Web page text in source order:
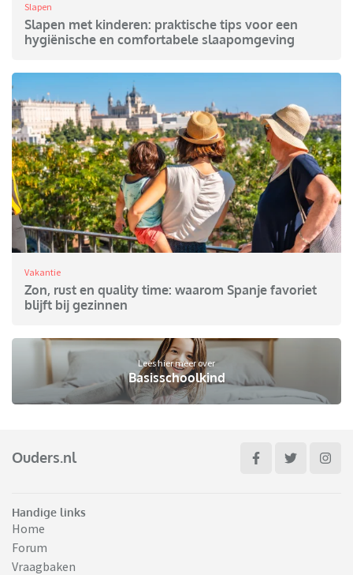
Slapen
Slapen met kinderen: praktische tips voor een
hygiënische en comfortabele slaapomgeving
Vakantie
Zon, rust en quality time: waarom Spanje favoriet
blijft bij gezinnen
Lees hier meer over
Basisschoolkind
Ouders.nl
Handige links
Home
Forum
Vraagbaken